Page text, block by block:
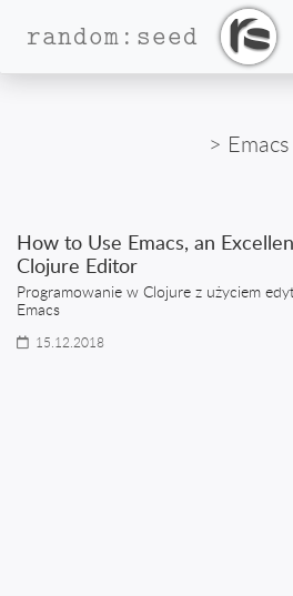
random:seed
> Emacs
How to Use Emacs, an
Clojure Editor
Programowanie w Clojure z użyciem
Emacs
15.12.2018